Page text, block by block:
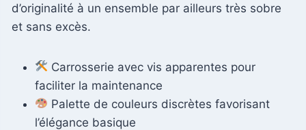
d’originalité à un ensemble par ailleurs très sobre
et sans excès.
Carrosserie avec vis apparentes pour
faciliter la maintenance
Palette de couleurs discrètes favorisant
l’élégance basique